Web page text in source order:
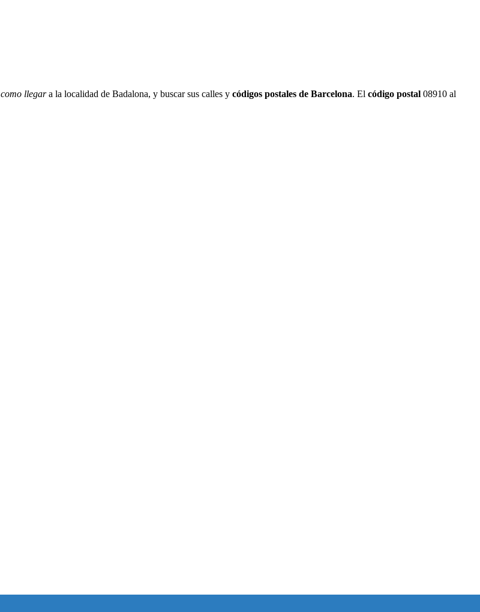
como llegara la localidad de Badalona, y buscar sus calles y códigos postales de Barcelona. El código postal 08910 al